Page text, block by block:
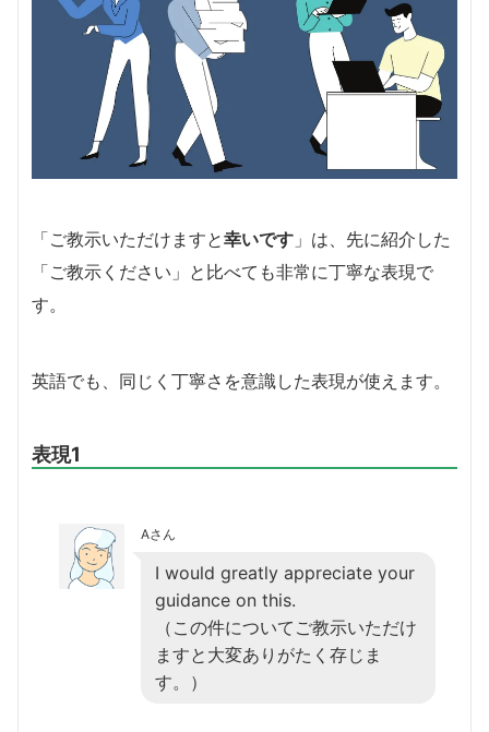
「ご教示いただけますと幸いです 」は、先に紹介した
「ご教示ください」と比べても非常に丁寧な表現で
す。
英語でも、同じく丁寧さを意識した表現が使えます。
表現1
Aさん
I would greatly appreciate your
guidance on this.
（この件についてご教示いただけ
ますと大変ありがたく存じま
す。）